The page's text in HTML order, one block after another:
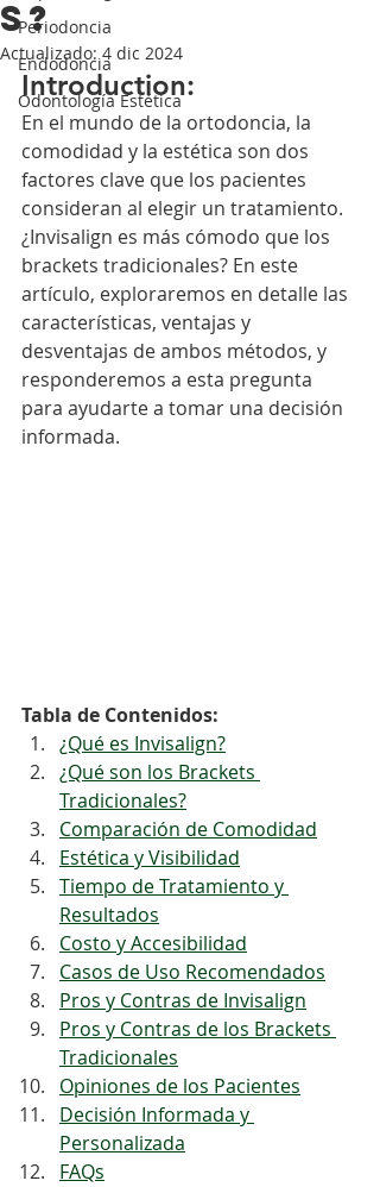
Periodoncia
Endodoncia
Odontología Estética
s?
Actualizado:4 dic 2024
Introduction:
En el mundo de la ortodoncia, la
comodidad y la estética son dos
factores clave que los pacientes
consideran al elegir un tratamiento.
¿Invisalign es más cómodo que los
brackets tradicionales? En este
artículo, exploraremos en detalle las
características, ventajas y
desventajas de ambos métodos, y
responderemos a esta pregunta
para ayudarte a tomar una decisión
informada.
Tabla de Contenidos:
¿Qué es Invisalign?
¿Qué son los Brackets
Tradicionales?
Comparación de Comodidad
Estética y Visibilidad
Tiempo de Tratamiento y
Resultados
Costo y Accesibilidad
Casos de Uso Recomendados
Pros y Contras de Invisalign
Pros y Contras de los Brackets
Tradicionales
Opiniones de los Pacientes
Decisión Informada y
Personalizada
FAQs